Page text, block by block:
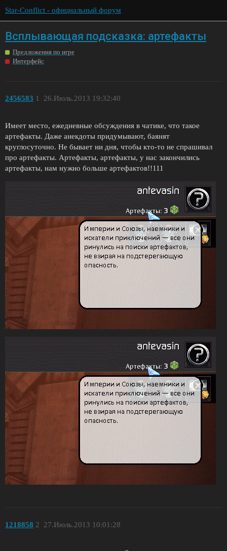
Star-Conflict - официальный форум
Всплывающая подсказка: артефакты
Предложения по игре
Интерфейс
2456583 26.Июль.2013 19:32:40
1
Имеет место, ежедневные обсуждения в чатике, что такое
артефакты. Даже анекдоты придумывают, баянят
круглосуточно. Не бывает ни дня, чтобы кто-то не спрашивал
про артефакты. Артефакты, артефакты, у нас закончились
артефакты, нам нужно больше артефактов!!111
1218858 27.Июль.2013 10:01:28
2